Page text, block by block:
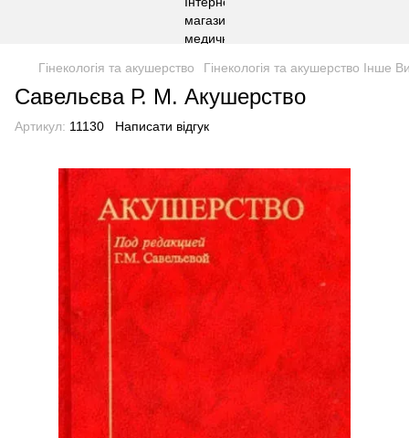
Гінекологія та акушерство Гінекологія та акушерство Інше
Савельєва Р. М. Акушерство
Артикул: 11130 Написати відгук